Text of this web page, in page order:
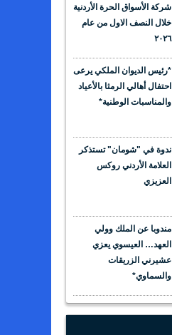
شركة الأسواق الحرة الأردنية
خلال النصف الاول من عام
٢٠٢٦
*رئيس الديوان الملكي يرعى
احتفال أهالي الرمثا بالأعياد
والمناسبات الوطنية*
ندوة في "شومان" تستذكر
العلامة الأردني روكس
العزيزي
مندوبا عن الملك وولي
العهد… العيسوي يعزي
عشيرني الزريقات
والسماوي*